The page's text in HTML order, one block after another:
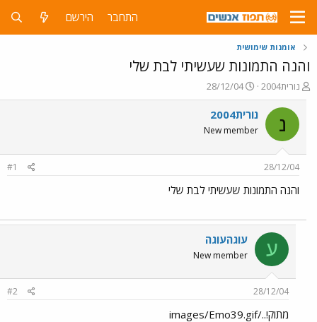
התחבר הירשם
אומנות שימושית
והנה התמונות שעשיתי לבת שלי
פ
ו
ת
ח
ה
ש
א
נורית2004
פ
ו
ר
ם
ר
28/12/04
נ נורית2004
New member
28/12/04
#1
והנה התמונות שעשיתי לבת שלי
ע עוגהעוגה
New member
28/12/04
#2
מתוק!../images/Emo39.gif